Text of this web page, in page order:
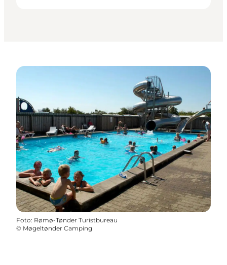
Foto: Rømø-Tønder Turistbureau
© Møgeltønder Camping